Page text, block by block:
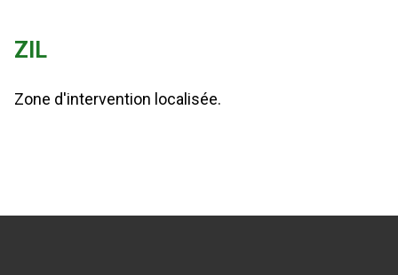
ZIL
Zone d'intervention localisée.